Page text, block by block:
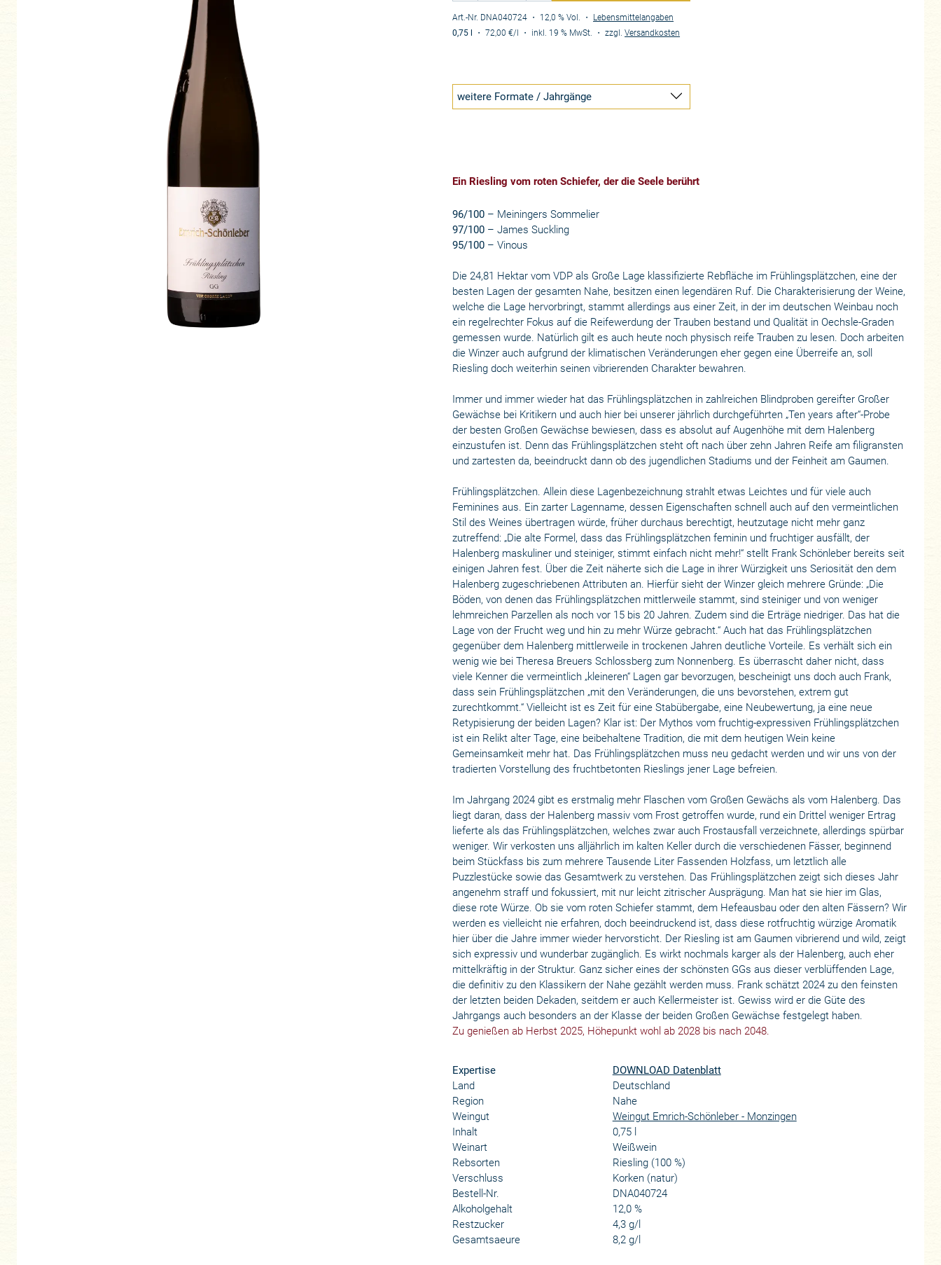
Art.-Nr. DNA040724 ・ 12,0 % Vol. ・ Lebensmittelangaben
0,75 l ・72,00 €/l ・ inkl. 19 % MwSt. ・zzgl.Versandkosten
weitere Formate / Jahrgänge
Ein Riesling vom roten Schiefer, der die Seele berührt
96/100 – Meiningers Sommelier
97/100 – James Suckling
95/100 – Vinous
Die 24,81 Hektar vom VDP als Große Lage klassifizierte Rebfläche im Frühlingsplätzchen, eine der
besten Lagen der gesamten Nahe, besitzen einen legendären Ruf. Die Charakterisierung der Weine,
welche die Lage hervorbringt, stammt allerdings aus einer Zeit, in der im deutschen Weinbau noch
ein regelrechter Fokus auf die Reifewerdung der Trauben bestand und Qualität in Oechsle-Graden
gemessen wurde. Natürlich gilt es auch heute noch physisch reife Trauben zu lesen. Doch arbeiten
die Winzer auch aufgrund der klimatischen Veränderungen eher gegen eine Überreife an, soll
Riesling doch weiterhin seinen vibrierenden Charakter bewahren.
Immer und immer wieder hat das Frühlingsplätzchen in zahlreichen Blindproben gereifter Großer
Gewächse bei Kritikern und auch hier bei unserer jährlich durchgeführten „Ten years after“-Probe
der besten Großen Gewächse bewiesen, dass es absolut auf Augenhöhe mit dem Halenberg
einzustufen ist. Denn das Frühlingsplätzchen steht oft nach über zehn Jahren Reife am filigransten
und zartesten da, beeindruckt dann ob des jugendlichen Stadiums und der Feinheit am Gaumen.
Frühlingsplätzchen. Allein diese Lagenbezeichnung strahlt etwas Leichtes und für viele auch
Feminines aus. Ein zarter Lagenname, dessen Eigenschaften schnell auch auf den vermeintlichen
Stil des Weines übertragen würde, früher durchaus berechtigt, heutzutage nicht mehr ganz
zutreffend: „Die alte Formel, dass das Frühlingsplätzchen feminin und fruchtiger ausfällt, der
Halenberg maskuliner und steiniger, stimmt einfach nicht mehr!“ stellt Frank Schönleber bereits seit
einigen Jahren fest. Über die Zeit näherte sich die Lage in ihrer Würzigkeit uns Seriosität den dem
Halenberg zugeschriebenen Attributen an. Hierfür sieht der Winzer gleich mehrere Gründe: „Die
Böden, von denen das Frühlingsplätzchen mittlerweile stammt, sind steiniger und von weniger
lehmreichen Parzellen als noch vor 15 bis 20 Jahren. Zudem sind die Erträge niedriger. Das hat die
Lage von der Frucht weg und hin zu mehr Würze gebracht.“ Auch hat das Frühlingsplätzchen
gegenüber dem Halenberg mittlerweile in trockenen Jahren deutliche Vorteile. Es verhält sich ein
wenig wie bei Theresa Breuers Schlossberg zum Nonnenberg. Es überrascht daher nicht, dass
viele Kenner die vermeintlich „kleineren“ Lagen gar bevorzugen, bescheinigt uns doch auch Frank,
dass sein Frühlingsplätzchen „mit den Veränderungen, die uns bevorstehen, extrem gut
zurechtkommt.“ Vielleicht ist es Zeit für eine Stabübergabe, eine Neubewertung, ja eine neue
Retypisierung der beiden Lagen? Klar ist: Der Mythos vom fruchtig-expressiven Frühlingsplätzchen
ist ein Relikt alter Tage, eine beibehaltene Tradition, die mit dem heutigen Wein keine
Gemeinsamkeit mehr hat. Das Frühlingsplätzchen muss neu gedacht werden und wir uns von der
tradierten Vorstellung des fruchtbetonten Rieslings jener Lage befreien.
Im Jahrgang 2024 gibt es erstmalig mehr Flaschen vom Großen Gewächs als vom Halenberg. Das
liegt daran, dass der Halenberg massiv vom Frost getroffen wurde, rund ein Drittel weniger Ertrag
lieferte als das Frühlingsplätzchen, welches zwar auch Frostausfall verzeichnete, allerdings spürbar
weniger. Wir verkosten uns alljährlich im kalten Keller durch die verschiedenen Fässer, beginnend
beim Stückfass bis zum mehrere Tausende Liter Fassenden Holzfass, um letztlich alle
Puzzlestücke sowie das Gesamtwerk zu verstehen. Das Frühlingsplätzchen zeigt sich dieses Jahr
angenehm straff und fokussiert, mit nur leicht zitrischer Ausprägung. Man hat sie hier im Glas,
diese rote Würze. Ob sie vom roten Schiefer stammt, dem Hefeausbau oder den alten Fässern? Wir
werden es vielleicht nie erfahren, doch beeindruckend ist, dass diese rotfruchtig würzige Aromatik
hier über die Jahre immer wieder hervorsticht. Der Riesling ist am Gaumen vibrierend und wild, zeigt
sich expressiv und wunderbar zugänglich. Es wirkt nochmals karger als der Halenberg, auch eher
mittelkräftig in der Struktur. Ganz sicher eines der schönsten GGs aus dieser verblüffenden Lage,
die definitiv zu den Klassikern der Nahe gezählt werden muss. Frank schätzt 2024 zu den feinsten
der letzten beiden Dekaden, seitdem er auch Kellermeister ist. Gewiss wird er die Güte des
Jahrgangs auch besonders an der Klasse der beiden Großen Gewächse festgelegt haben.
Zu genießen ab Herbst 2025, Höhepunkt wohl ab 2028 bis nach 2048.
Expertise
DOWNLOAD Datenblatt
Land
Deutschland
Region
Nahe
Weingut
Weingut Emrich-Schönleber - Monzingen
Inhalt
0,75 l
Weinart
Weißwein
Rebsorten
Riesling (100 %)
Verschluss
Korken (natur)
Bestell-Nr.
DNA040724
Alkoholgehalt
12,0 %
Restzucker
4,3 g/l
Gesamtsaeure
8,2 g/l